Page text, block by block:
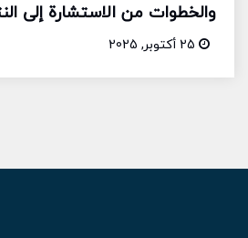
والخطوات من الاستشارة إلى